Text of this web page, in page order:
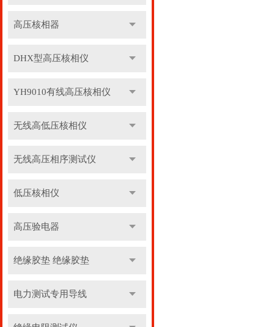
高压核相器
DHX型高压核相仪
YH9010有线高压核相仪
无线高低压核相仪
无线高压相序测试仪
低压核相仪
高压验电器
绝缘胶垫 绝缘胶垫
电力测试专用导线